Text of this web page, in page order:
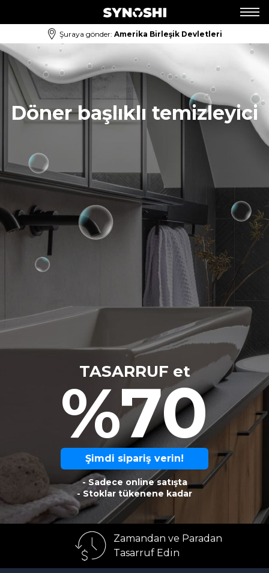
Şuraya gönder: Amerika Birleşik Devletleri
Döner başlıklı temizleyici
TASARRUF et
%70
Şimdi sipariş verin!
- Sadece online satışta
- Stoklar tükenene kadar
Zamandan ve Paradan
Tasarruf Edin